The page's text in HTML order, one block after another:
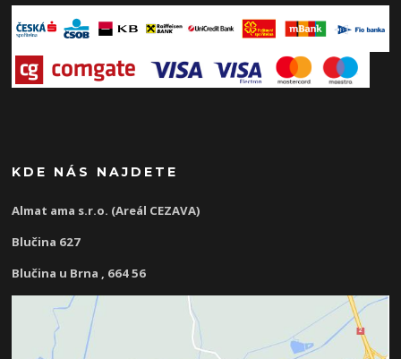
KDE NÁS NAJDETE
Almat ama s.r.o. (Areál CEZAVA)
Blučina 627
Blučina u Brna , 664 56